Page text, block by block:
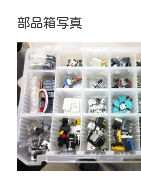
ー
部品箱写真